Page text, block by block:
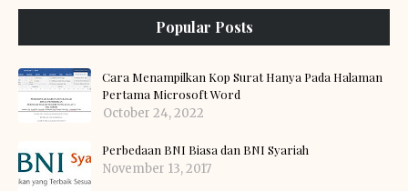
Popular Posts
Cara Menampilkan Kop Surat Hanya Pada Halaman
Pertama Microsoft Word
October 24, 2022
Perbedaan BNI Biasa dan BNI Syariah
November 13, 2017